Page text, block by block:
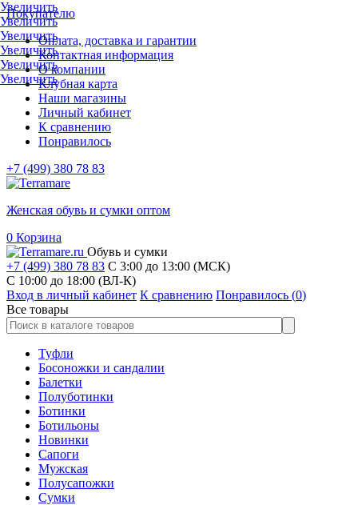
Покупателю
Оплата, доставка и гарантии
Контактная информация
О компании
Клубная карта
Наши магазины
Личный кабинет
К сравнению
Понравилось
+7 (499) 380 78 83
Женская обувь и сумки оптом
0 Корзина
Обувь и сумки
+7 (499) 380 78 83 С 3:00 до 13:00 (МСК)
C 10:00 до 18:00 (ВЛ-К)
Вход в личный кабинет К сравнению Понравилось (0)
Все товары
Туфли
Босоножки и сандалии
Балетки
Полуботинки
Ботинки
Ботильоны
Новинки
Сапоги
Мужская
Полусапожки
Сумки
Увеличить
Увеличить
Увеличить
Увеличить
Увеличить
Увеличить